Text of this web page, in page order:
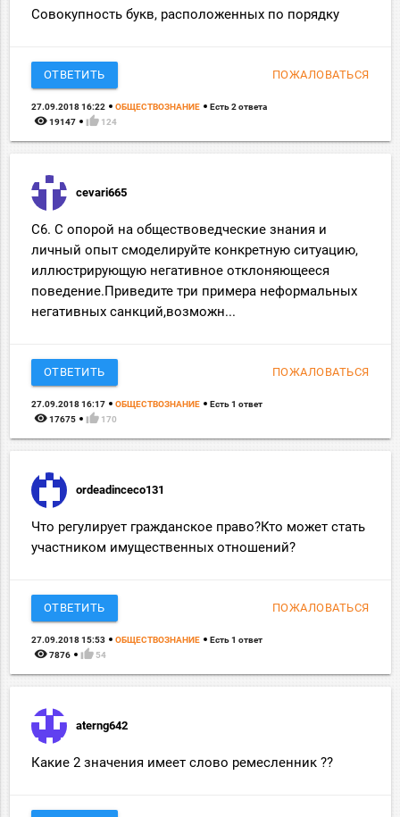
Совокупность букв, расположенных по порядку
ОТВЕТИТЬ ПОЖАЛОВАТЬСЯ
27.09.2018 16:22 ОБЩЕСТВОЗНАНИЕ Есть 2 ответа
remove_red_eye 19147 thumb_up 124
cevari665
С6. С опорой на обществоведческие знания и
личный опыт смоделируйте конкретную ситуацию,
иллюстрирующую негативное отклоняющееся
поведение.Приведите три примера неформальных
негативных санкций,возможн...
ОТВЕТИТЬ ПОЖАЛОВАТЬСЯ
27.09.2018 16:17 ОБЩЕСТВОЗНАНИЕ Есть 1 ответ
remove_red_eye 17675 thumb_up 170
ordeadinceco131
Что регулирует гражданское право?Кто может стать
участником имущественных отношений?
ОТВЕТИТЬ ПОЖАЛОВАТЬСЯ
27.09.2018 15:53 ОБЩЕСТВОЗНАНИЕ Есть 1 ответ
remove_red_eye 7876 thumb_up 54
aterng642
Какие 2 значения имеет слово ремесленник ??